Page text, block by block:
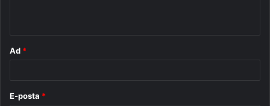
Ad *
E-posta *